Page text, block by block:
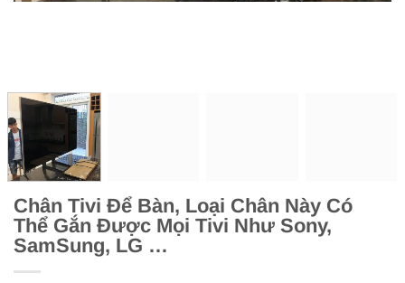
Chân Tivi Để Bàn, Loại Chân Này Có
Thể Gắn Được Mọi Tivi Như Sony,
SamSung, LG …